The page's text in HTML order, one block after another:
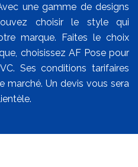
une gamme de designs
choisir le style qui
marque. Faites le choix
choisissez AF Pose pour
Ses conditions tarifaires
marché. Un devis vous sera